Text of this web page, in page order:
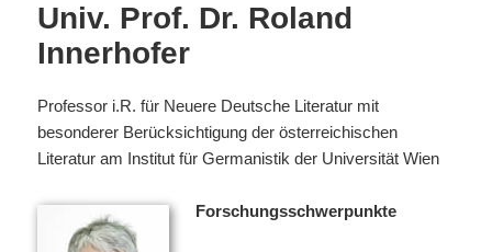
Univ. Prof. Dr. Roland
Innerhofer
Professor i.R. für Neuere Deutsche Literatur mit
besonderer Berücksichtigung der österreichischen
Literatur am Institut für Germanistik der Universität Wien
Forschungsschwerpunkte